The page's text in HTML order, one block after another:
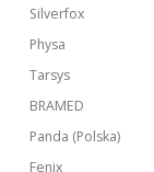
Silverfox
Physa
Tarsys
BRAMED
Panda (Polska)
Fenix